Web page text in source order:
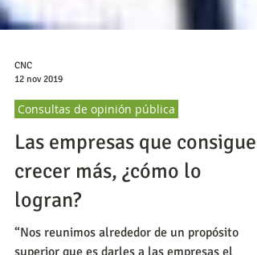
CNC
12 nov 2019
Consultas de opinión pública
Las empresas que consiguen
crecer más, ¿cómo lo
logran?